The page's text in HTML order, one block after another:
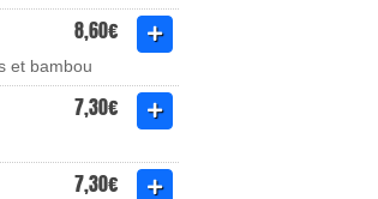
8,60€
et bambou
7,30€
7,30€